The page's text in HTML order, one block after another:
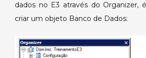
dados
no
Capítulo
dados no E3 através do Organizer,
criar um objeto Banco de Dados: